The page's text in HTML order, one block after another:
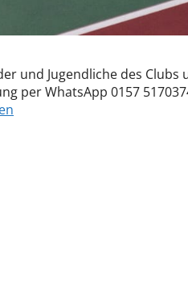
und Jugendliche des Clubs
per WhatsApp 0157